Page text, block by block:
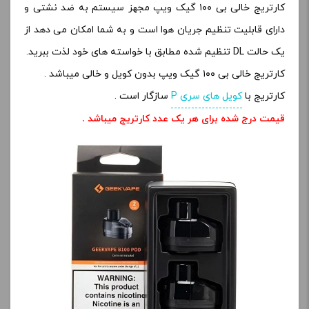
کارتریج خالی بی ۱۰۰ گیک ویپ مجهز سیستم به ضد نشتی و
دارای قابلیت تنظیم جریان هوا است و به شما امکان می دهد از
یک حالت DL تنظیم شده مطابق با خواسته های خود لذت ببرید.
کارتریج خالی بی ۱۰۰ گیک ویپ بدون کویل و خالی میباشد .
کارتریج باکویل های سری P
سازگار است .
قیمت درج شده برای هر یک عدد کارتریج میباشد .